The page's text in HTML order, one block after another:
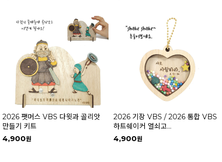
2026 팻머스 VBS 다윗과 골리앗
만들기 키트
4,900
2026 기장 VBS / 2026 통합 VBS
하트쉐이커 열쇠고...
4,900